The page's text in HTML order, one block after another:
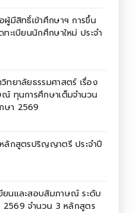
มีสิทธิ์เข้าศึกษาฯ การขึ้น
ะเบียนนักศึกษาใหม่ ประจำ
ทยาลัยธรรมศาสตร์ เรื่อง
ณ์ ทุนการศึกษาเต็มจำนวน
ษา 2569
หลักสูตรปริญญาตรี ประจำปี
ยนและสอบสัมภาษณ์ ระดับ
จำนวน 3 หลักสูตร